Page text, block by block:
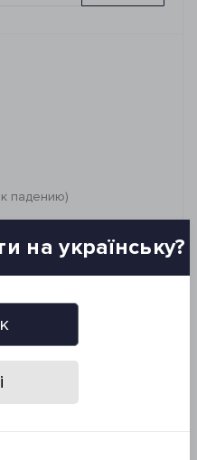
падению)
на українську?